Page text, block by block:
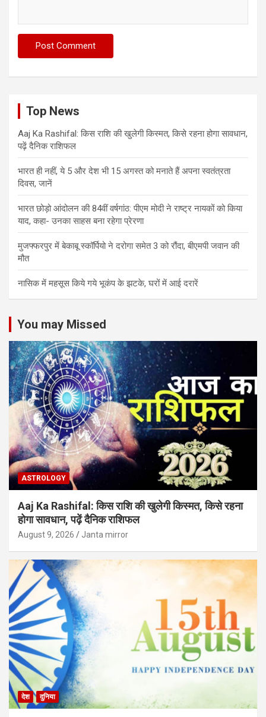
Top News
Aaj Ka Rashifal: किस राशि की खुलेगी किस्मत, किसे रहना होगा सावधान,
पढ़ें दैनिक राशिफल
भारत ही नहीं, ये 5 और देश भी 15 अगस्त को मनाते हैं अपना स्वतंत्रता
दिवस, जानें
भारत छोड़ो आंदोलन की 84वीं वर्षगांठ: पीएम मोदी ने राष्ट्र नायकों को किया
याद, कहा- उनका साहस बना रहेगा प्रेरणा
मुजफ्फरपुर में बेकाबू स्कॉर्पियो ने दरोगा समेत 3 को रौंदा, बीएमपी जवान की
मौत
नासिक में महसूस किये गये भूकंप के झटके, घरों में आई दरारें
You may Missed
ASTROLOGY
Aaj Ka Rashifal: किस राशि की खुलेगी किस्मत, किसे रहना
होगा सावधान, पढ़ें दैनिक राशिफल
August 9, 2026 Janta mirror
देश दुनिया